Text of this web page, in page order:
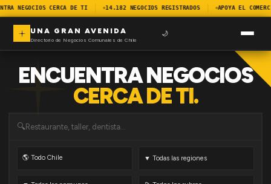
NEGOCIOS CERCA DE TI 14.182 NEGOCIOS REGISTRADOS APOYA EL
UNA GRAN AVENIDA
Directorio de Negocios Comunales de Chile
🌙
ENCUENTRA NEGOCIOS
CERCA DE TI.
🔍